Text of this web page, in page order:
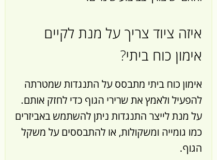
איזה ציוד צריך על מנת לקיים
אימון כוח ביתי?
אימון כוח ביתי מתבסס על התנגדות שמטרתה
להפעיל ולאמץ את שרירי הגוף כדי לחזק אותם.
על מנת לייצר התנגדות ניתן להשתמש באביזרים
כמו גומייה ומשקולות, או להתבססים על משקל
הגוף.